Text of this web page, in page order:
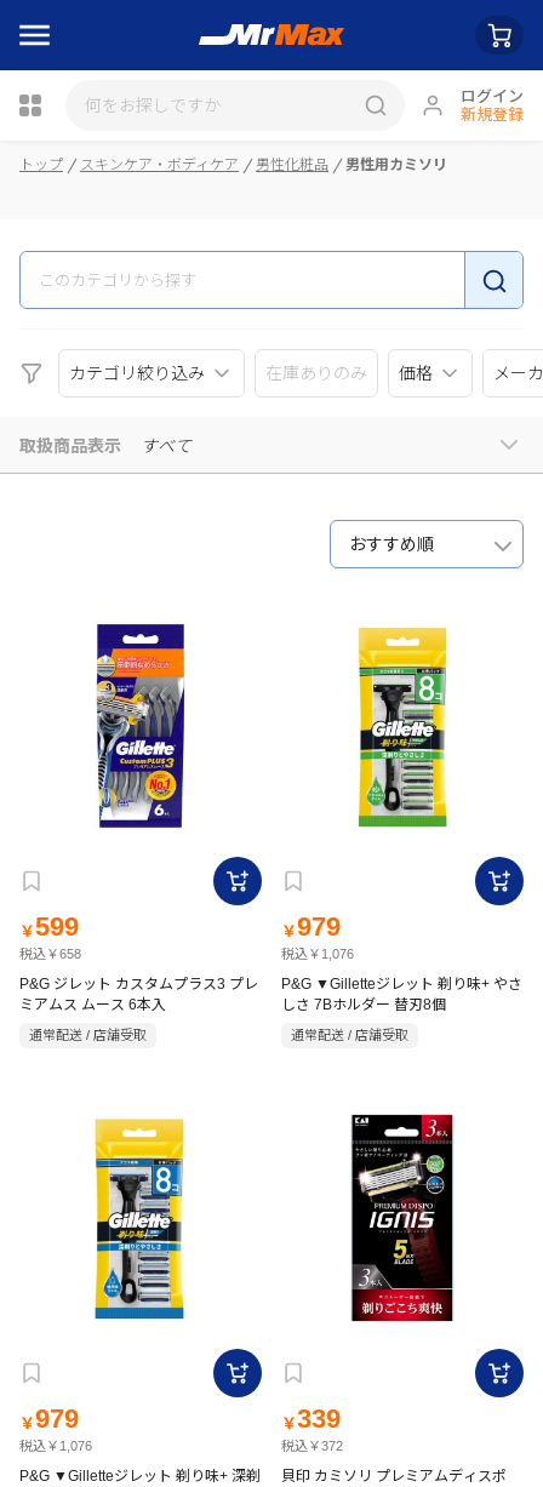
ログイン
新規登録
瓶詰
トップ スキンケア・ボディケア 男性化粧品 男性用カミソリ
カテゴリ絞り込み 在庫ありのみ 価格 メー
取扱商品表示 すべて
おすすめ順
￥599
税込￥658
P&G ジレット カスタムプラス3 プレ
ミアムス ムース 6本入
通常配送 / 店舗受取
￥979
税込￥1,076
P&G ▼Gilletteジレット 剃り味+ やさ
しさ 7Bホルダー 替刃8個
通常配送 / 店舗受取
￥979
税込￥1,076
P&G ▼Gilletteジレット 剃り味+ 深剃
￥339
税込￥372
貝印 カミソリ プレミアムディスポ